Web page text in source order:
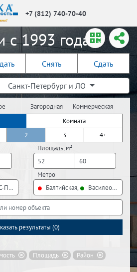
+7 (812) 740-70-40
с 1993 года!
Снять Сдать
Санкт-Петербург и ЛО
Загородная
недвижимость
Коммерческая
недвижимость
Комната
2 3
4+
Площадь, м²
Пб, Выборгский р-н С-Пб, Калининский р-н
Метро
Балтийская,
результаты (0)
Площадь
Район